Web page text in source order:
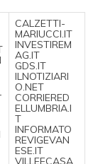
CALZETTI-
MARIUCCI.IT
INVESTIREM
AG.IT
GDS.IT
ILNOTIZIARI
O.NET
CORRIERED
ELLUMBRIA.I
T
INFORMATO
REVIGEVAN
ESE.IT
VILLEECASA